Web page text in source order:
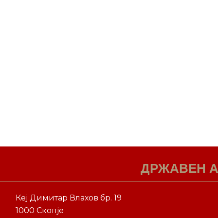
ДРЖАВЕН
Кеј Димитар Влахов бр. 19
1000 Скопје